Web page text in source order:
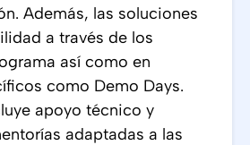
Además, las soluciones
a través de los
así como en
como Demo Days.
apoyo técnico y
adaptadas a las